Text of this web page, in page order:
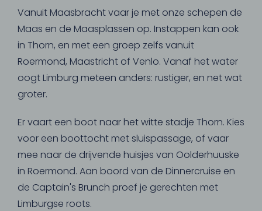
Vanuit Maasbracht vaar je met onze schepen de
Maas en de Maasplassen op. Instappen kan ook
in Thorn, en met een groep zelfs vanuit
Roermond, Maastricht of Venlo. Vanaf het water
oogt Limburg meteen anders: rustiger, en net wat
groter.
Er vaart een boot naar het witte stadje Thorn. Kies
voor een boottocht met sluispassage, of vaar
mee naar de drijvende huisjes van Oolderhuuske
in Roermond. Aan boord van de Dinnercruise en
de Captain's Brunch proef je gerechten met
Limburgse roots.